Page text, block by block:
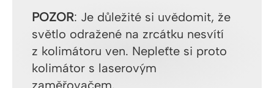
POZOR: Je důležité si uvědomit, že
světlo odražené na zrcátku nesvítí
z kolimátoru ven. Nepleťte si proto
kolimátor s laserovým
zaměřovačem.